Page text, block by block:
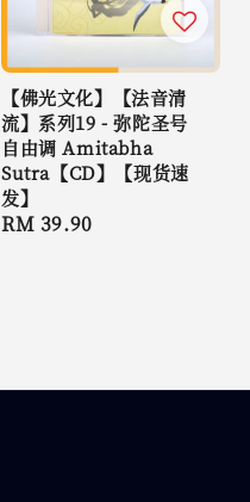
【佛光文化】【法音清
流】系列19 - 弥陀圣号
自由调 Amitabha
Sutra【CD】【现货速
发】
Regular
RM 39.90